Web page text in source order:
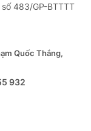
483/GP-BTTTT
Quốc Thắng,
932